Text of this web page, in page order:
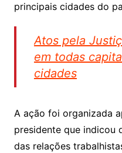
principais cidades do
Atos pela
em todas
cidades
A ação foi organizada
presidente que indicou
das relações